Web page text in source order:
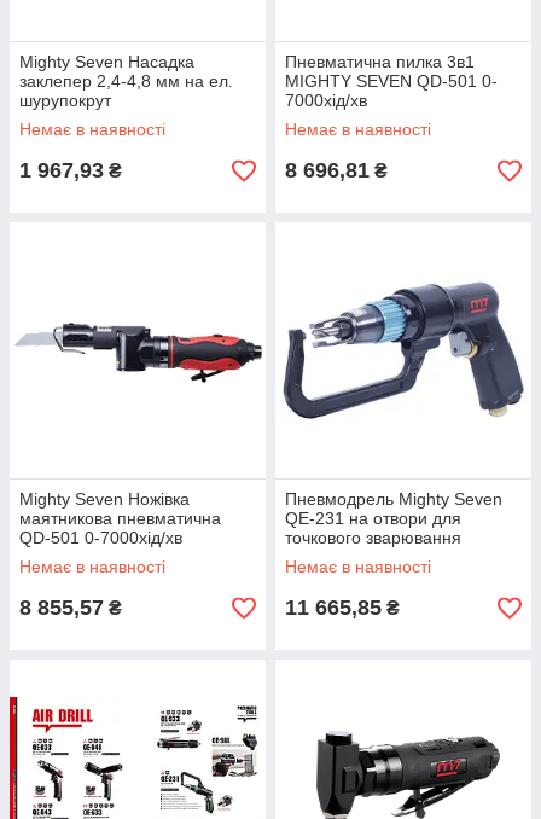
Mighty Seven Насадка
заклепер 2,4-4,8 мм на ел.
шурупокрут
Немає в наявності
1 967,93 ₴
Пневматична пилка 3в1
MIGHTY SEVEN QD-501 0-
7000хід/хв
Немає в наявності
8 696,81 ₴
Mighty Seven Ножівка
маятникова пневматична
QD-501 0-7000хід/хв
Немає в наявності
8 855,57 ₴
Пневмодрель Mighty Seven
QE-231 на отвори для
точкового зварювання
Немає в наявності
11 665,85 ₴